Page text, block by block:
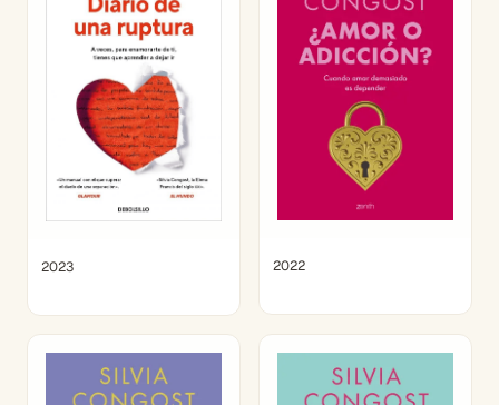
2023 2022